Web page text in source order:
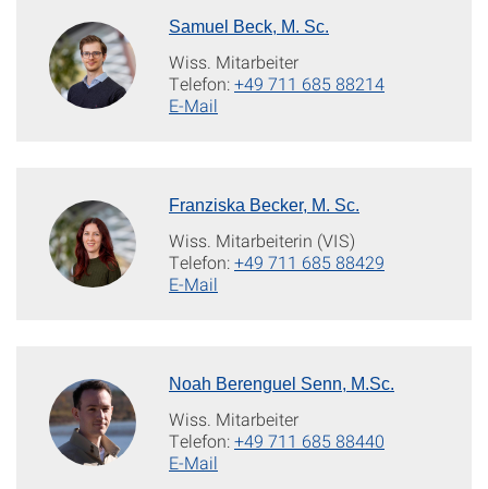
Samuel Beck, M. Sc.
Wiss. Mitarbeiter
Telefon:+49 711 685 88214
E-Mail
Franziska Becker, M. Sc.
Wiss. Mitarbeiterin (VIS)
Telefon:+49 711 685 88429
E-Mail
Noah Berenguel Senn, M.Sc.
Wiss. Mitarbeiter
Telefon:+49 711 685 88440
E-Mail